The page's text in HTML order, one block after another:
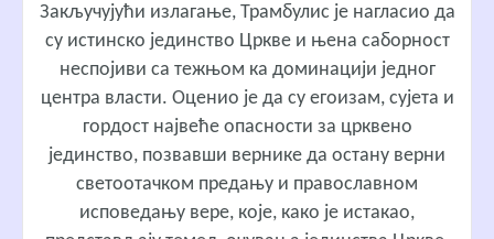
Закључујући излагање, Трамбулис је нагласио да
су истинско јединство Цркве и њена саборност
неспојиви са тежњом ка доминацији једног
центра власти. Оценио је да су егоизам, сујета и
гордост највеће опасности за црквено
јединство, позвавши вернике да остану верни
светоотачком предању и православном
исповедању вере, које, како је истакао,